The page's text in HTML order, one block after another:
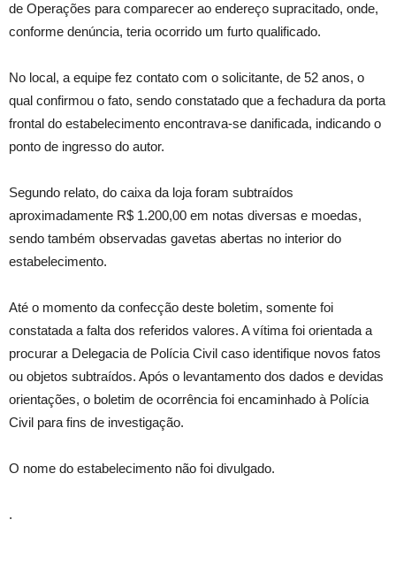
de Operações para comparecer ao endereço supracitado, onde,
conforme denúncia, teria ocorrido um furto qualificado.
No local, a equipe fez contato com o solicitante, de 52 anos, o
qual confirmou o fato, sendo constatado que a fechadura da porta
frontal do estabelecimento encontrava-se danificada, indicando o
ponto de ingresso do autor.
Segundo relato, do caixa da loja foram subtraídos
aproximadamente R$ 1.200,00 em notas diversas e moedas,
sendo também observadas gavetas abertas no interior do
estabelecimento.
Até o momento da confecção deste boletim, somente foi
constatada a falta dos referidos valores. A vítima foi orientada a
procurar a Delegacia de Polícia Civil caso identifique novos fatos
ou objetos subtraídos. Após o levantamento dos dados e devidas
orientações, o boletim de ocorrência foi encaminhado à Polícia
Civil para fins de investigação.
O nome do estabelecimento não foi divulgado.
.